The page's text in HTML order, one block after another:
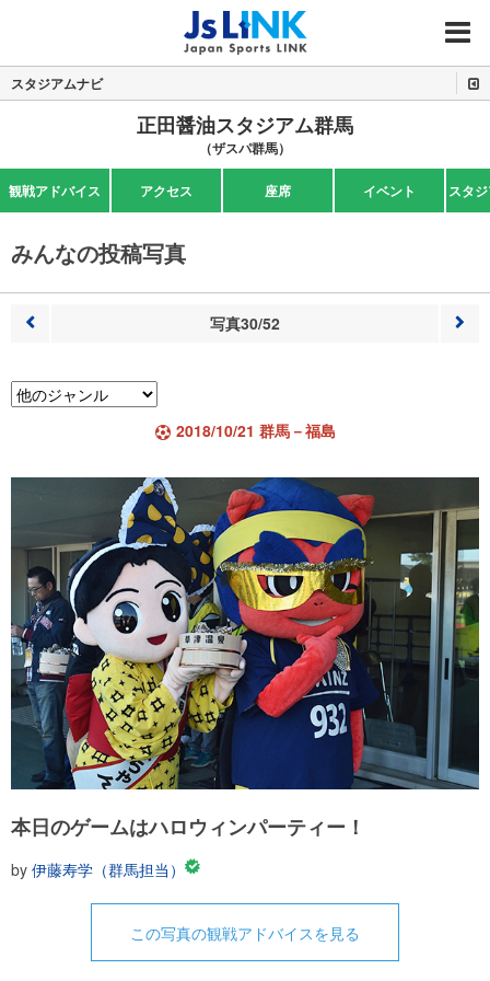
MENU
スタジアムナビ
正田醤油スタジアム群馬
（ザスパ群馬）
観戦アドバイス アクセス 座席 イベント スタ
みんなの投稿写真
写真30/52
2018/10/21 群馬－福島
本日のゲームはハロウィンパーティー！
by 伊藤寿学（群馬担当）
この写真の観戦アドバイスを見る